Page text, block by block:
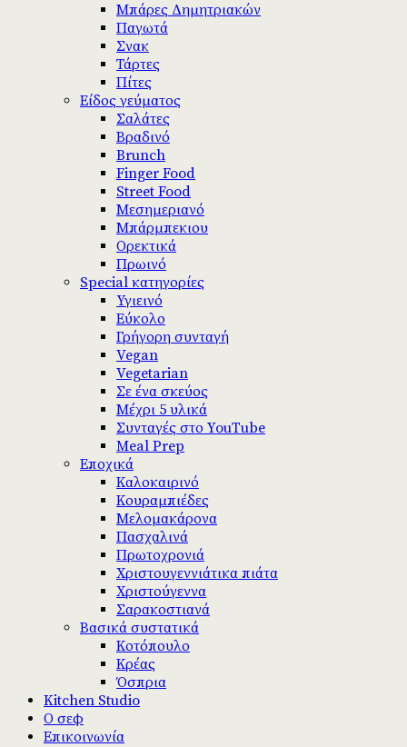
Μπάρες Δημητριακών
Παγωτά
Σνακ
Τάρτες
Πίτες
Είδος γεύματος
Σαλάτες
Βραδινό
Brunch
Finger Food
Street Food
Μεσημεριανό
Μπάρμπεκιου
Ορεκτικά
Πρωινό
Special κατηγορίες
Υγιεινό
Εύκολο
Γρήγορη συνταγή
Vegan
Vegetarian
Σε ένα σκεύος
Μέχρι 5 υλικά
Συνταγές στο YouTube
Meal Prep
Εποχικά
Καλοκαιρινό
Κουραμπιέδες
Μελομακάρονα
Πασχαλινά
Πρωτοχρονιά
Χριστουγεννιάτικα πιάτα
Χριστούγεννα
Σαρακοστιανά
Βασικά συστατικά
Κοτόπουλο
Κρέας
Όσπρια
Kitchen Studio
Ο σεφ
Επικοινωνία